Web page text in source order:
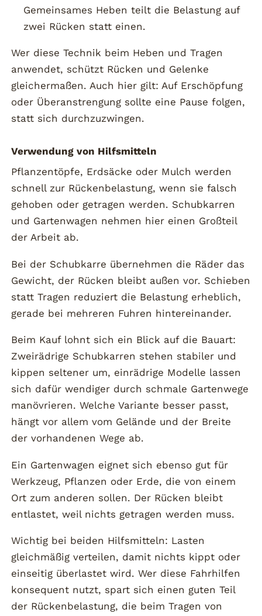
Gemeinsames Heben teilt die Belastung auf
zwei Rücken statt einen.
Wer diese Technik beim Heben und Tragen
anwendet, schützt Rücken und Gelenke
gleichermaßen. Auch hier gilt: Auf Erschöpfung
oder Überanstrengung sollte eine Pause folgen,
statt sich durchzuzwingen.
Verwendung von Hilfsmitteln
Pflanzentöpfe, Erdsäcke oder Mulch werden
schnell zur Rückenbelastung, wenn sie falsch
gehoben oder getragen werden. Schubkarren
und Gartenwagen nehmen hier einen Großteil
der Arbeit ab.
Bei der Schubkarre übernehmen die Räder das
Gewicht, der Rücken bleibt außen vor. Schieben
statt Tragen reduziert die Belastung erheblich,
gerade bei mehreren Fuhren hintereinander.
Beim Kauf lohnt sich ein Blick auf die Bauart:
Zweirädrige Schubkarren stehen stabiler und
kippen seltener um, einrädrige Modelle lassen
sich dafür wendiger durch schmale Gartenwege
manövrieren. Welche Variante besser passt,
hängt vor allem vom Gelände und der Breite
der vorhandenen Wege ab.
Ein Gartenwagen eignet sich ebenso gut für
Werkzeug, Pflanzen oder Erde, die von einem
Ort zum anderen sollen. Der Rücken bleibt
entlastet, weil nichts getragen werden muss.
Wichtig bei beiden Hilfsmitteln: Lasten
gleichmäßig verteilen, damit nichts kippt oder
einseitig überlastet wird. Wer diese Fahrhilfen
konsequent nutzt, spart sich einen guten Teil
der Rückenbelastung, die beim Tragen von